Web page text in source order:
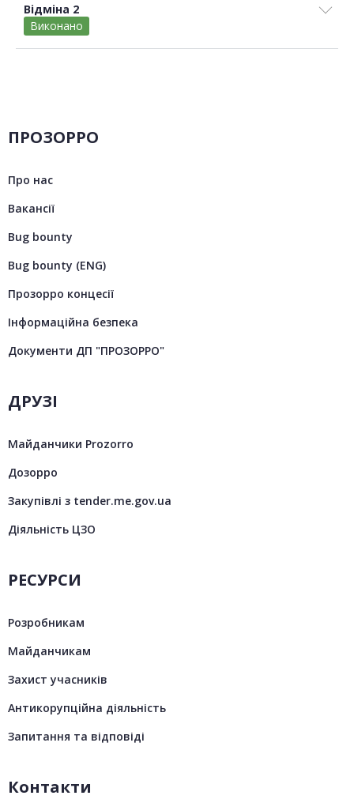
Відміна 2
Виконано
ПРОЗОРРО
Про нас
Вакансії
Bug bounty
Bug bounty (ENG)
Прозорро концесії
Інформаційна безпека
Документи ДП "ПРОЗОРРО"
ДРУЗІ
Майданчики Prozorro
Дозорро
Закупівлі з tender.me.gov.ua
Діяльність ЦЗО
РЕСУРСИ
Розробникам
Майданчикам
Захист учасників
Антикорупційна діяльність
Запитання та відповіді
Контакти